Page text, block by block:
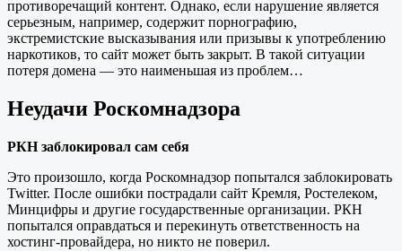
противоречащий контент. Однако, если нарушение является
серьезным, например, содержит порнографию,
экстремистские высказывания или призывы к употреблению
наркотиков, то сайт может быть закрыт. В такой ситуации
потеря домена — это наименьшая из проблем…
Неудачи Роскомнадзора
РКН заблокировал сам себя
Это произошло, когда Роскомнадзор попытался заблокировать
Twitter. После ошибки пострадали сайт Кремля, Ростелеком,
Минцифры и другие государственные организации. РКН
попытался оправдаться и перекинуть ответственность на
хостинг-провайдера, но никто не поверил.